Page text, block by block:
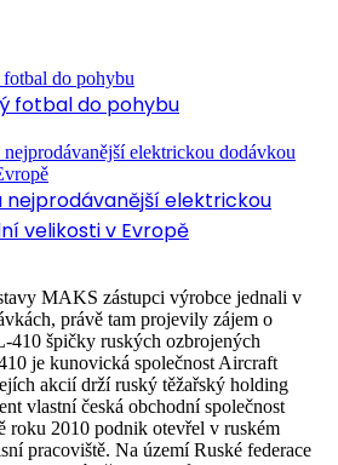
fotbal do pohybu
nejprodávanější elektrickou
velikosti v Evropě
MAKS zástupci výrobce jednali v
právě tam projevily zájem o
410 špičky ruských ozbrojených
je kunovická společnost Aircraft
akcií drží ruský těžařský holding
vlastní česká obchodní společnost
2010 podnik otevřel v ruském
pracoviště. Na území Ruské federace